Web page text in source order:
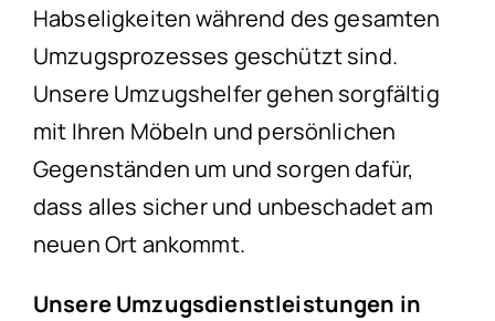
Habseligkeiten während des gesamten
Umzugsprozesses geschützt sind.
Unsere Umzugshelfer gehen sorgfältig
mit Ihren Möbeln und persönlichen
Gegenständen um und sorgen dafür,
dass alles sicher und unbeschadet am
neuen Ort ankommt.
Unsere Umzugsdienstleistungen in